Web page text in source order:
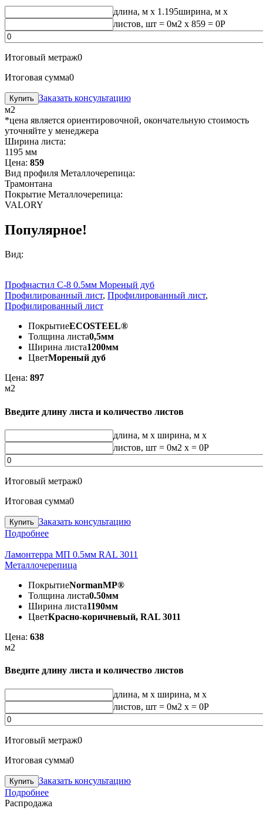
длина, м x 1.195ширина, м x
листов, шт = 0м2 x 859 = 0Р
Итоговый метраж0
Итоговая сумма0
Заказать консультацию
м2
*цена является ориентировочной, окончательную стоимость
уточняйте у менеджера
Ширина листа:
1195 мм
Цена: 859
Вид профиля Металлочерепица:
Трамонтана
Покрытие Металлочерепица:
VALORY
Популярное!
Вид:
Профнастил С-8 0.5мм Мореный дуб
Профилированный лист, Профилированный лист,
Профилированный лист
ПокрытиеECOSTEEL®
Толщина листа0,5мм
Ширина листа1200мм
ЦветМореный дуб
Цена: 897
м2
Введите длину листа и количество листов
длина, м x ширина, м x
листов, шт = 0м2 x = 0Р
Итоговый метраж0
Итоговая сумма0
Заказать консультацию
Подробнее
Ламонтерра МП 0.5мм RAL 3011
Металлочерепица
ПокрытиеNormanMP®
Толщина листа0.50мм
Ширина листа1190мм
ЦветКрасно-коричневый, RAL 3011
Цена: 638
м2
Введите длину листа и количество листов
длина, м x ширина, м x
листов, шт = 0м2 x = 0Р
Итоговый метраж0
Итоговая сумма0
Заказать консультацию
Подробнее
Распродажа